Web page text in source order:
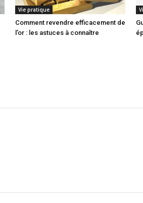
Vie pratique
Comment revendre efficacement de
l’or : les astuces à connaître